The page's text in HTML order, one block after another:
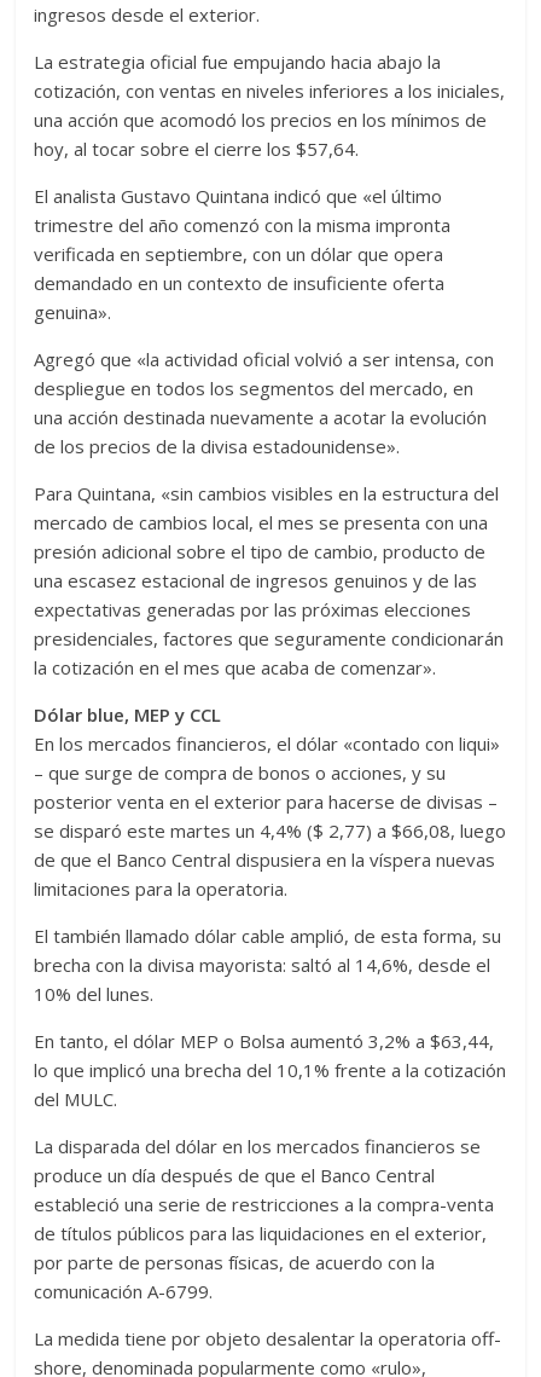
ingresos desde el exterior.
La estrategia oficial fue empujando hacia abajo la
cotización, con ventas en niveles inferiores a los iniciales,
una acción que acomodó los precios en los mínimos de
hoy, al tocar sobre el cierre los $57,64.
El analista Gustavo Quintana indicó que «el último
trimestre del año comenzó con la misma impronta
verificada en septiembre, con un dólar que opera
demandado en un contexto de insuficiente oferta
genuina».
Agregó que «la actividad oficial volvió a ser intensa, con
despliegue en todos los segmentos del mercado, en
una acción destinada nuevamente a acotar la evolución
de los precios de la divisa estadounidense».
Para Quintana, «sin cambios visibles en la estructura del
mercado de cambios local, el mes se presenta con una
presión adicional sobre el tipo de cambio, producto de
una escasez estacional de ingresos genuinos y de las
expectativas generadas por las próximas elecciones
presidenciales, factores que seguramente condicionarán
la cotización en el mes que acaba de comenzar».
Dólar blue, MEP y CCL
En los mercados financieros, el dólar «contado con liqui»
– que surge de compra de bonos o acciones, y su
posterior venta en el exterior para hacerse de divisas –
se disparó este martes un 4,4% ($ 2,77) a $66,08, luego
de que el Banco Central dispusiera en la víspera nuevas
limitaciones para la operatoria.
El también llamado dólar cable amplió, de esta forma, su
brecha con la divisa mayorista: saltó al 14,6%, desde el
10% del lunes.
En tanto, el dólar MEP o Bolsa aumentó 3,2% a $63,44,
lo que implicó una brecha del 10,1% frente a la cotización
del MULC.
La disparada del dólar en los mercados financieros se
produce un día después de que el Banco Central
estableció una serie de restricciones a la compra-venta
de títulos públicos para las liquidaciones en el exterior,
por parte de personas físicas, de acuerdo con la
comunicación A-6799.
La medida tiene por objeto desalentar la operatoria off-
shore, denominada popularmente como «rulo»,